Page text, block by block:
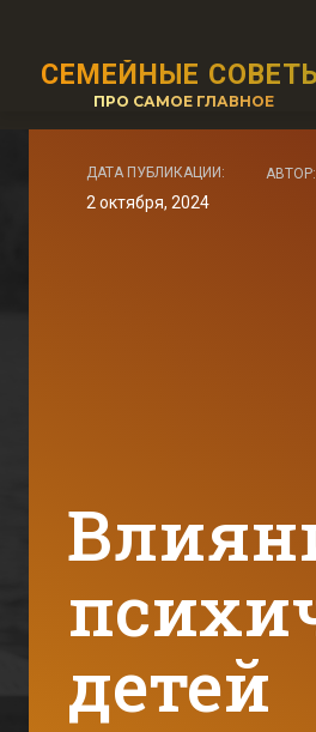
СЕМЕЙНЫЕ
ПРО САМОЕ ГЛАВНОЕ
детей
ДАТА ПУБЛИКАЦИИ:
2 октября, 2024
АВТОР: